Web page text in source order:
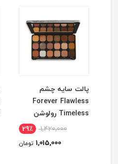
پالت سایه چشم
Forever Flawless
Timeless رولوشن
1,420,000 29٪
1,015,000 تومان